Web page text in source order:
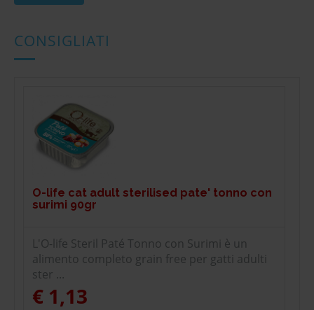
CONSIGLIATI
O-life cat adult sterilised pate' tonno con
surimi 90gr
L'O-life Steril Paté Tonno con Surimi è un
alimento completo grain free per gatti adulti
ster ...
€ 1,13